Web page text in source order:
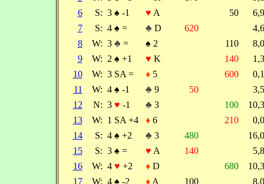
6
S: 3 ♠ -1 ♥ A 50
7
S: 4 ♠ = ♣ D 620
8
W: 3 ♣ = ♠ 2 110
9
W: 2 ♠ +1 ♥ K 140
10
W: 3 SA = ♦5 600
11
W: 4 ♠ -1 ♣ 9 50
12
N: 3 ♥ -1 ♣ 3 100
13
W: 1 SA +4 ♦6 210
14
S: 4 ♠ +2 ♣ 3 480
15
S: 3 ♠ = ♥ A 140
16
W: 4 ♥ +2 ♦D 680
17
W: 4 ♠ -2 ♦A 100